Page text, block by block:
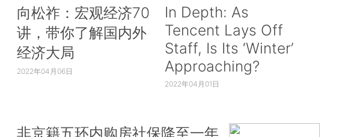
向松祚：宏观经济70
讲，带你了解国内外
经济大局
2022年04月06日
In Depth: As
Tencent Lays Off
Staff, Is Its ‘Winter’
Approaching?
2022年04月01日
非京籍五环内购房社保降至一年